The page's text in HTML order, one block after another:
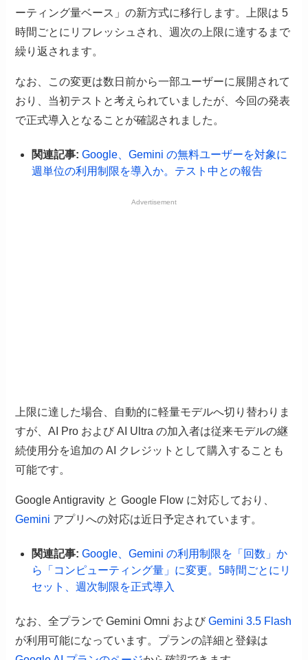
ーティング量ベース」の新方式に移行します。上限は 5
時間ごとにリフレッシュされ、週次の上限に達するまで
繰り返されます。
なお、この変更は数日前から一部ユーザーに展開されて
おり、当初テストと考えられていましたが、今回の発表
で正式導入となることが確認されました。
関連記事: Google、Gemini の無料ユーザーを対象に
週単位の利用制限を導入か。テスト中との報告
Advertisement
上限に達した場合、自動的に軽量モデルへ切り替わりま
すが、AI Pro および AI Ultra の加入者は従来モデルの継
続使用分を追加の AI クレジットとして購入することも
可能です。
Google Antigravity と Google Flow に対応しており、
Gemini アプリへの対応は近日予定されています。
関連記事: Google、Gemini の利用制限を「回数」か
ら「コンピューティング量」に変更。5時間ごとにリ
セット、週次制限を正式導入
なお、全プランで Gemini Omni および Gemini 3.5 Flash
が利用可能になっています。プランの詳細と登録は